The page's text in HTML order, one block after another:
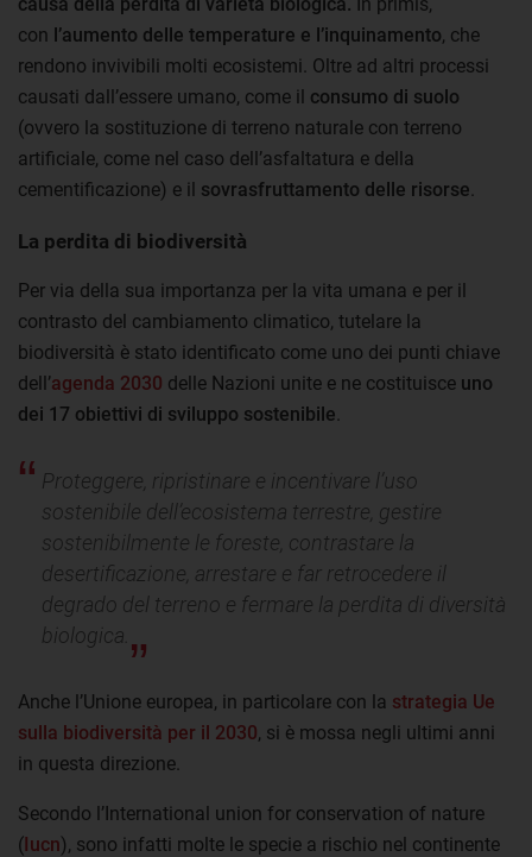
con l’aumento delle temperature e l’inquinamento, che
rendono invivibili molti ecosistemi. Oltre ad altri processi
causati dall’essere umano, come il consumo di suolo
(ovvero la sostituzione di terreno naturale con terreno
artificiale, come nel caso dell’asfaltatura e della
cementificazione) e il sovrasfruttamento delle risorse.
La perdita di biodiversità
Per via della sua importanza per la vita umana e per il
contrasto del cambiamento climatico, tutelare la
biodiversità è stato identificato come uno dei punti chiave
dell’agenda 2030 delle Nazioni unite e ne costituisce uno
dei 17 obiettivi di sviluppo sostenibile.
Proteggere, ripristinare e incentivare l’uso
sostenibile dell’ecosistema terrestre, gestire
sostenibilmente le foreste, contrastare la
desertificazione, arrestare e far retrocedere il
degrado del terreno e fermare la perdita di diversità
biologica.
Anche l’Unione europea, in particolare con la strategia Ue
sulla biodiversità per il 2030, si è mossa negli ultimi anni
in questa direzione.
Secondo l’International union for conservation of nature
(Iucn), sono infatti molte le specie a rischio nel continente